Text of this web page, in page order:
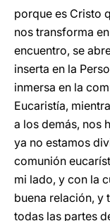
porque es Cristo
nos transforma
encuentro, se
inserta en la
inmersa en la
Eucaristía,
a los demás, nos
ya no estamos
comunión
mi lado, y con la
buena relación, y
todas las partes